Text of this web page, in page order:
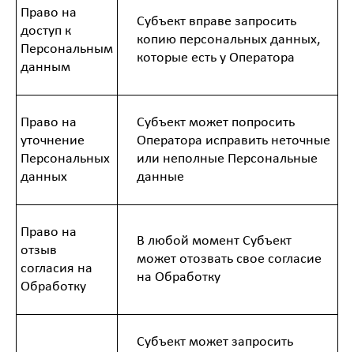
Право на
доступ к
Персональным
данным
Субъект вправе запросить
копию персональных данных,
которые есть у Оператора
Право на
уточнение
Персональных
данных
Субъект может попросить
Оператора исправить неточные
или неполные Персональные
данные
Право на
отзыв
согласия на
Обработку
В любой момент Субъект
может отозвать свое согласие
на Обработку
Субъект может запросить